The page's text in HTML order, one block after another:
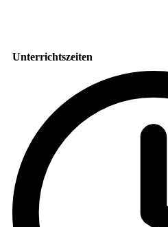
Unterrichtszeiten